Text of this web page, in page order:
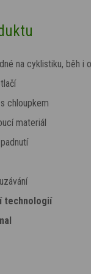
na cyklistiku, běh i
chloupkem
materiál
technologií